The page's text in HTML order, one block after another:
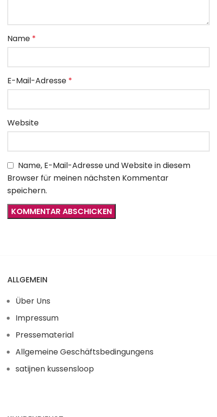
Name *
E-Mail-Adresse *
Website
Name, E-Mail-Adresse und Website in diesem
Browser für meinen nächsten Kommentar
speichern.
ALLGEMEIN
Über Uns
Impressum
Pressematerial
Allgemeine Geschäftsbedingungens
satijnen kussensloop